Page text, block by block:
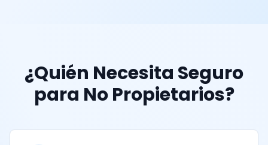
¿Quién Necesita Seguro
para No Propietarios?